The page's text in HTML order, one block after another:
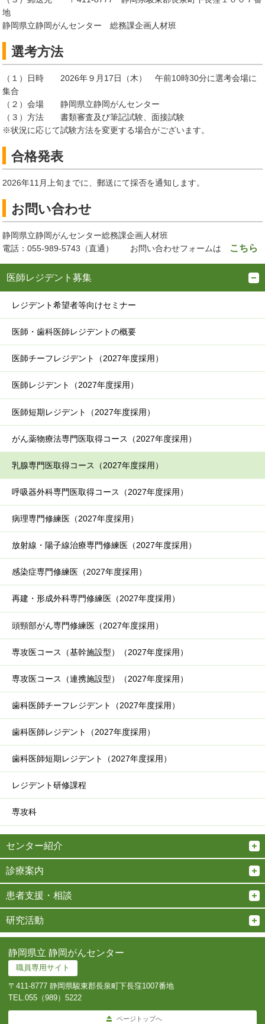
地
静岡県立静岡がんセンター 総務課企画人材班
選考方法
（１）日時 2026年９月17日（木） 午前10時30分に選考会場に
集合
（２）会場 静岡県立静岡がんセンター
（３）方法 書類審査及び筆記試験、面接試験
※状況に応じて試験方法を変更する場合がございます。
合格発表
2026年11月上旬までに、郵送にて採否を通知します。
お問い合わせ
静岡県立静岡がんセンター総務課企画人材班
電話：055-989-5743（直通） お問い合わせフォームは こちら
医師レジデント募集
レジデント希望者等向けセミナー
医師・歯科医師レジデントの概要
医師チーフレジデント（2027年度採用）
医師レジデント（2027年度採用）
医師短期レジデント（2027年度採用）
がん薬物療法専門医取得コース（2027年度採用）
乳腺専門医取得コース（2027年度採用）
呼吸器外科専門医取得コース（2027年度採用）
病理専門修練医（2027年度採用）
放射線・陽子線治療専門修練医（2027年度採用）
感染症専門修練医（2027年度採用）
再建・形成外科専門修練医（2027年度採用）
頭頸部がん専門修練医（2027年度採用）
専攻医コース（基幹施設型）（2027年度採用）
専攻医コース（連携施設型）（2027年度採用）
歯科医師チーフレジデント（2027年度採用）
歯科医師レジデント（2027年度採用）
歯科医師短期レジデント（2027年度採用）
レジデント研修課程
専攻科
センター紹介
診療案内
患者支援・相談
研究活動
静岡県立 静岡がんセンター
職員専用サイト
〒411-8777 静岡県駿東郡長泉町下長窪1007番地
TEL. 055（989）5222
ページトップへ